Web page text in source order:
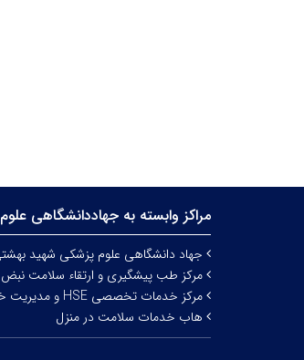
مراکز وابسته به جهاددانشگاهی
جهاد دانشگاهی علوم پزشکی شهید
مرکز طب پیشگیری و ارتقاء سلامت نبض
مرکز خدمات تخصصی HSE و مدیریت خطر
هاب خدمات سلامت در منزل